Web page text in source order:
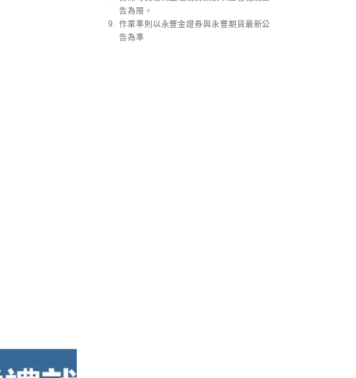
告為限。
作業準則以永豐金證券與永豐期貨最新公
告為準